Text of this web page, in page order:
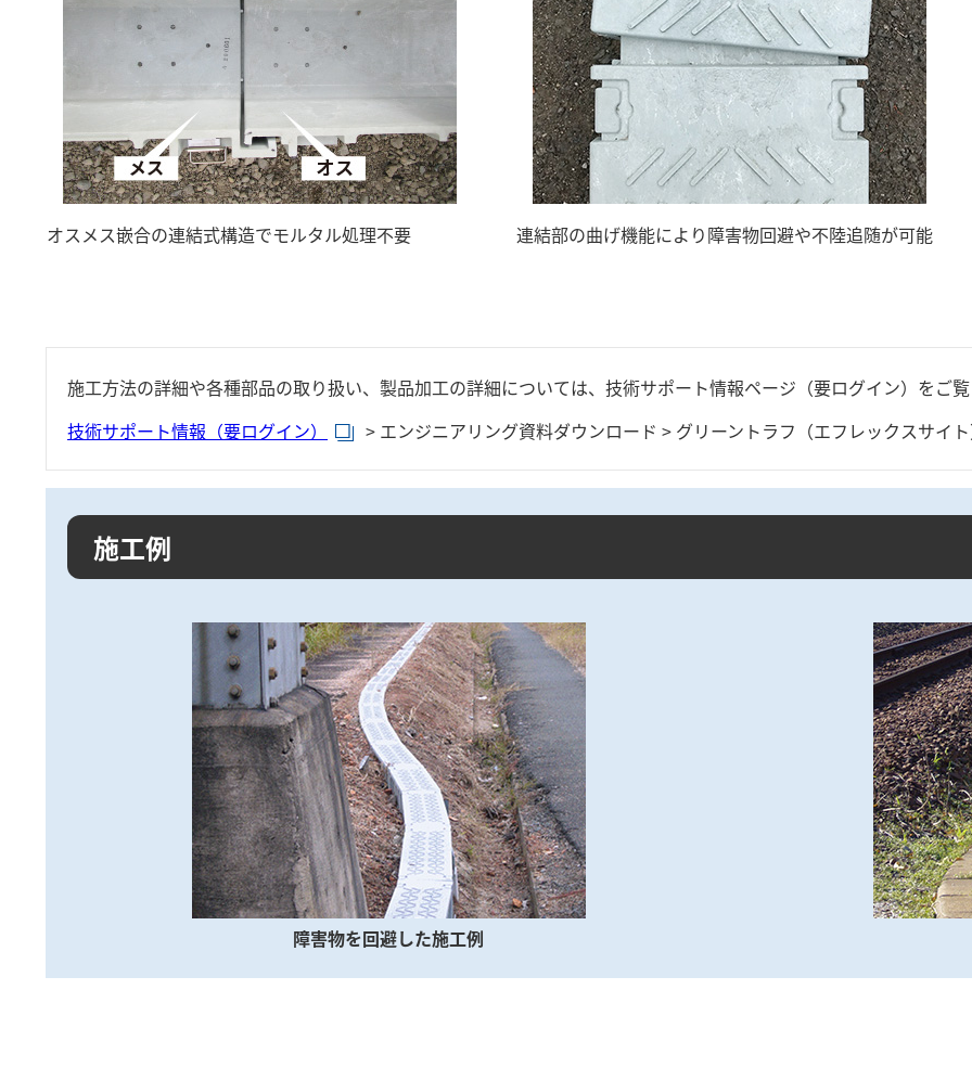
オスメス嵌合の連結式構造でモルタル処理不要 連結部の曲げ機能により障害物回避や不陸追随が可能
施工方法の詳細や各種部品の取り扱い、製品加工の詳細については、技術サポート情報ページ（要ログイン）をご
技術サポート情報（要ログイン）
> エンジニアリング資料ダウンロード > グリーントラフ（エフレックスサイ
施工例
障害物を回避した施工例